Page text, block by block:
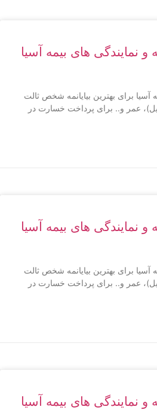
نمایندگی های بیمه آسیا
آسیا برای بهترین بیایانمه شخص ثالت
عمر و.. برای پرداخت خسارت در
نمایندگی های بیمه آسیا
آسیا برای بهترین بیایانمه شخص ثالت
عمر و.. برای پرداخت خسارت در
نمایندگی های بیمه آسیا